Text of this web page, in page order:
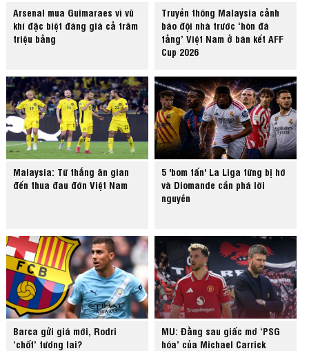
Arsenal mua Guimaraes vì vũ
khí đặc biệt đáng giá cả trăm
triệu bảng
Truyền thông Malaysia cảnh
báo đội nhà trước ‘hòn đá
tảng’ Việt Nam ở bán kết AFF
Cup 2026
Malaysia: Từ thắng ăn gian
đến thua đau đớn Việt Nam
5 'bom tấn' La Liga từng bị hớ
và Diomande cần phá lời
nguyền
Barca gửi giá mới, Rodri
‘chốt’ tương lai?
MU: Đằng sau giấc mơ ‘PSG
hóa’ của Michael Carrick